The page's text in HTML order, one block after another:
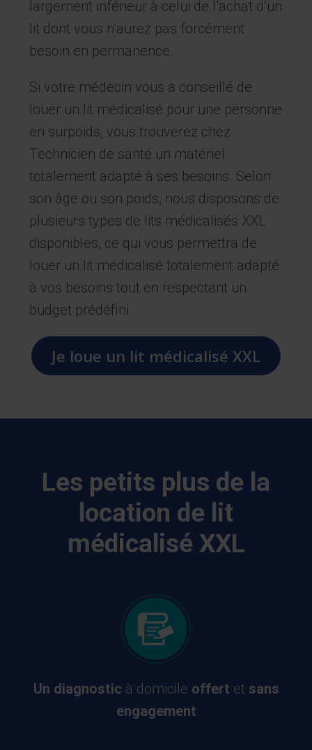
largement inférieur à celui de l’achat d’un
lit dont vous n’aurez pas forcément
besoin en permanence.
Si votre médecin vous a conseillé de
louer un lit médicalisé pour une personne
en surpoids, vous trouverez chez
Technicien de santé un matériel
totalement adapté à ses besoins. Selon
son âge ou son poids, nous disposons de
plusieurs types de lits médicalisés XXL
disponibles, ce qui vous permettra de
louer un lit médicalisé totalement adapté
à vos besoins tout en respectant un
budget prédéfini.
Je loue un lit médicalisé XXL
Les petits plus de la
location de lit
médicalisé XXL
Un diagnostic à domicile offert et sans
engagement